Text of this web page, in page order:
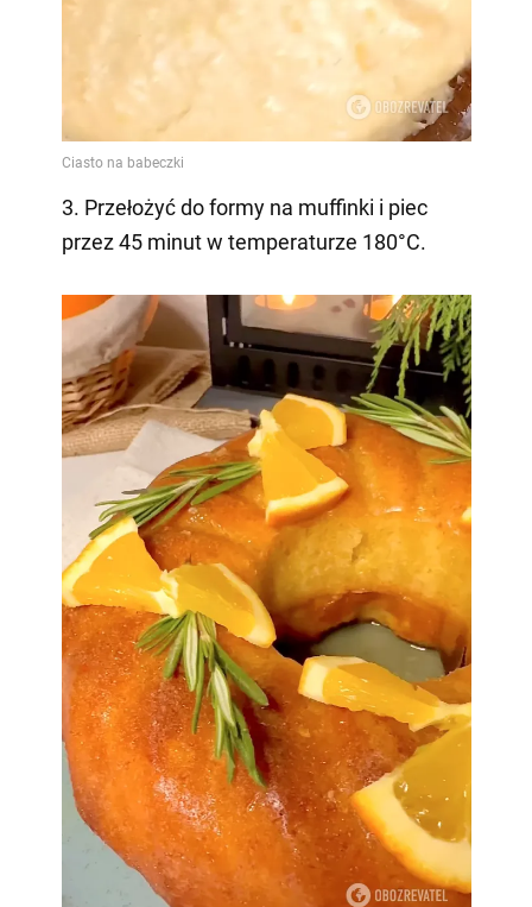
3. Przełożyć do formy na muffinki i piec
przez 45 minut w temperaturze 180°C.